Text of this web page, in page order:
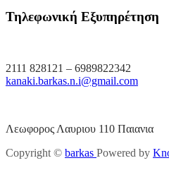
Τηλεφωνική Εξυπηρέτηση
2111 828121 – 6989822342
kanaki.barkas.n.i@gmail.com
Λεωφορος Λαυριου 110 Παιανια
Copyright © barkas Powered by